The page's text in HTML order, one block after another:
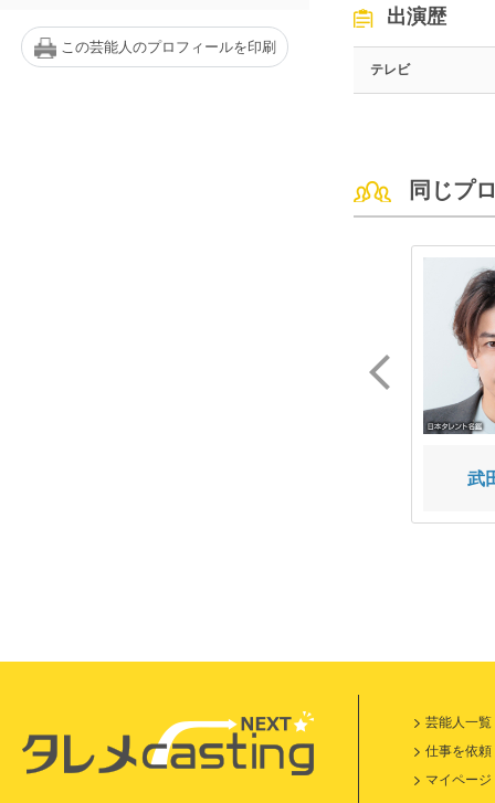
この芸能人のプロフィールを印刷
出演歴
テレビ
同じプ
武
芸能人一覧
仕事を依頼
マイページ